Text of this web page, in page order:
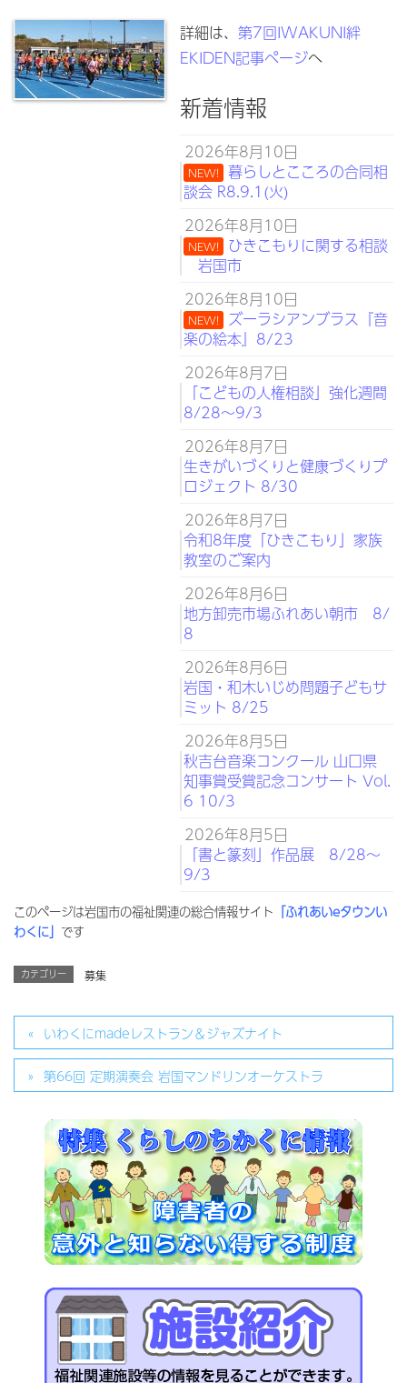
詳細は、第7回IWAKUNI絆
EKIDEN記事ページへ
新着情報
2026年8月10日
NEW! 暮らしとこころの合同相
談会 R8.9.1(火)
2026年8月10日
NEW!
ひきこもりに関する相談
岩国市
2026年8月10日
NEW!
ズーラシアンブラス『音
楽の絵本』8/23
2026年8月7日
「こどもの人権相談」強化週間
8/28～9/3
2026年8月7日
生きがいづくりと健康づくりプ
ロジェクト 8/30
2026年8月7日
令和8年度「ひきこもり」家族
教室のご案内
2026年8月6日
地方卸売市場ふれあい朝市 8/
8
2026年8月6日
岩国・和木いじめ問題子どもサ
ミット 8/25
2026年8月5日
秋吉台音楽コンクール 山口県
知事賞受賞記念コンサート Vol.
6 10/3
2026年8月5日
「書と篆刻」作品展 8/28～
9/3
このページは岩国市の福祉関連の総合情報サイト 「ふれあいeタウンい
わくに」 です
カテゴリー 募集
いわくにmadeレストラン＆ジャズナイト
第66回 定期演奏会 岩国マンドリンオーケストラ